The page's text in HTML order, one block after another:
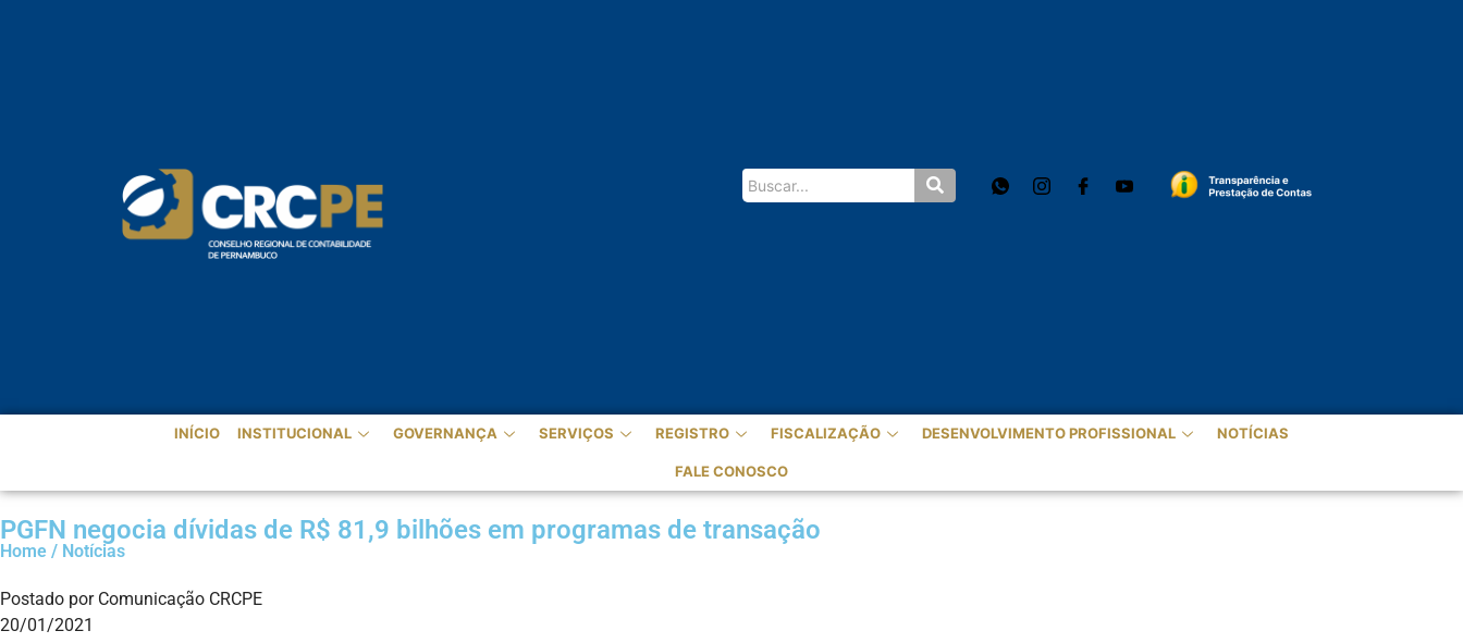
INÍCIO INSTITUCIONAL GOVERNANÇA SERVIÇOS REGISTRO FISCALIZAÇÃO DESENVOLVIMENTO PROFISSIONAL NOTÍCIAS
FALE CONOSCO
PGFN negocia dívidas de R$ 81,9 bilhões em programas de transação
Home / Notícias
Postado por Comunicação CRCPE
20/01/2021